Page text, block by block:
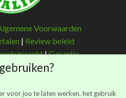
Voorwaarden
| Review beleid
|Garantie
voor jou te laten werken, het gebruik